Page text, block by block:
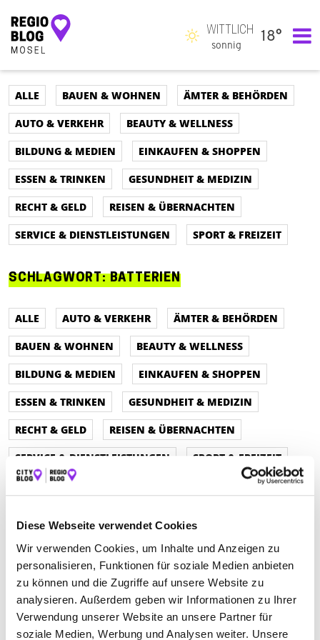
Diese Webseite verwendet Cookies
Wir verwenden Cookies, um Inhalte und Anzeigen zu
personalisieren, Funktionen für soziale Medien anbieten
zu können und die Zugriffe auf unsere Website zu
analysieren. Außerdem geben wir Informationen zu Ihrer
Verwendung unserer Website an unsere Partner für
soziale Medien, Werbung und Analysen weiter. Unsere
Hauptnavigation
WITTLICH
sonnig
18°
ALLE BAUEN & WOHNEN
ÄMTER & BEHÖRDEN
AUTO & VERKEHR
BEAUTY & WELLNESS
BILDUNG & MEDIEN
EINKAUFEN & SHOPPEN
ESSEN & TRINKEN
GESUNDHEIT & MEDIZIN
RECHT & GELD
REISEN & ÜBERNACHTEN
SERVICE & DIENSTLEISTUNGEN
SPORT & FREIZEIT
SCHLAGWORT:BATTERIEN
ALLE AUTO & VERKEHR
ÄMTER & BEHÖRDEN
BAUEN & WOHNEN
BEAUTY & WELLNESS
BILDUNG & MEDIEN
EINKAUFEN & SHOPPEN
ESSEN & TRINKEN
GESUNDHEIT & MEDIZIN
RECHT & GELD
REISEN & ÜBERNACHTEN
SERVICE & DIENSTLEISTUNGEN
SPORT & FREIZEIT